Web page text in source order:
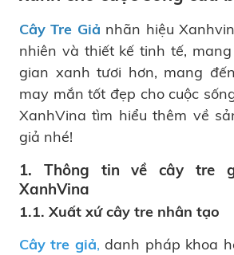
Cây Tre Giả nhãn hiệu
nhiên và thiết kế tinh tế,
gian xanh tươi hơn, mang
may mắn tốt đẹp cho cuộc
XanhVina tìm hiểu thêm về
giả nhé!
1. Thông tin về cây tre
XanhVina
1.1. Xuất xứ cây tre nhân tạo
Cây tre giả, danh pháp khoa